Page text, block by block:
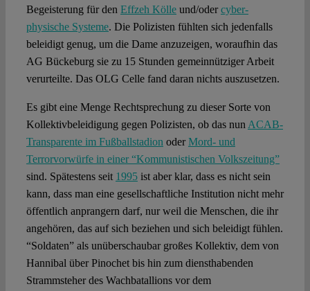
Begeisterung für den Effzeh Kölleund/odercyber-
physische Systeme. Die Polizisten fühlten sich jedenfalls
beleidigt genug, um die Dame anzuzeigen, woraufhin das
AG Bückeburg sie zu 15 Stunden gemeinnütziger Arbeit
verurteilte. Das OLG Celle fand daran nichts auszusetzen.
Es gibt eine Menge Rechtsprechung zu dieser Sorte von
Kollektivbeleidigung gegen Polizisten, ob das nun ACAB-
Transparente im Fußballstadion oderMord- und
Terrorvorwürfe in einer “Kommunistischen Volkszeitung”
sind. Spätestens seit 1995ist aber klar, dass es nicht sein
kann, dass man eine gesellschaftliche Institution nicht mehr
öffentlich anprangern darf, nur weil die Menschen, die ihr
angehören, das auf sich beziehen und sich beleidigt fühlen.
“Soldaten” als unüberschaubar großes Kollektiv, dem von
Hannibal über Pinochet bis hin zum diensthabenden
Strammsteher des Wachbatallions vor dem